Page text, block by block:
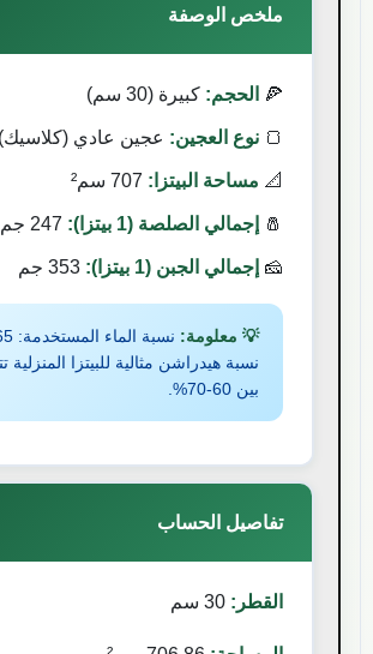
ملخص الوصفة
🍕 الحجم: كبيرة (30 سم)
🍞 نوع العجين: عجين عادي (كلاسيك)
📐 مساحة البيتزا: 707 سم²
🧂 إجمالي الصلصة (1 بيتزا): 247 جم
🧀 إجمالي الجبن (1 بيتزا): 353 جم
💡 معلومة: نسبة الماء المستخدمة:
نسبة هيدراشن مثالية للبيتزا المنزلية
بين 60-70%.
تفاصيل الحساب
القطر: 30 سم